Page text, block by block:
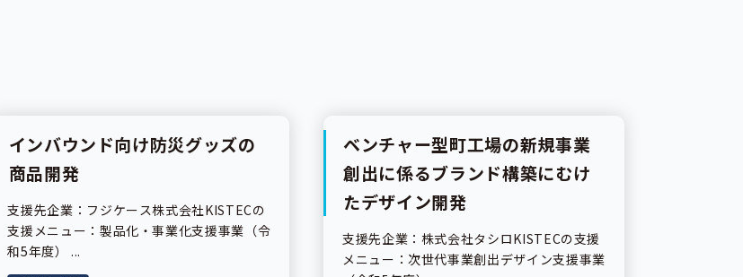
事業紹介
インバウンド向け防災グッズの
商品開発
支援先企業：フジケース株式会社KISTECの
支援メニュー：製品化・事業化支援事業（令
和5年度） ...
事業紹介
ベンチャー型町工場の新規事業
創出に係るブランド構築にむけ
たデザイン開発
支援先企業：株式会社タシロKISTECの支援
メニュー：次世代事業創出デザイン支援事業